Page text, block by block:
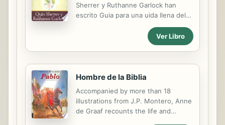
Sherrer y Ruthanne Garlock han
escrito Guia para una uida llena del
a descubrir una vida cristiana llena
de poder. Si anhela caminar mas
mas poderoso, si quiere que
sucedan cosas cuando ora, este libro
Ver Libro
Hombre de la Biblia
Accompanied by more than 18
illustrations from J.P. Montero, Anne
de Graaf recounts the life and